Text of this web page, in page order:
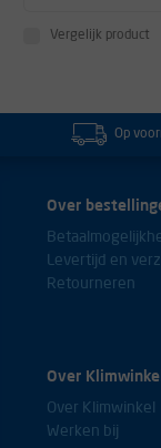
Vergelijk product
Op
Over
Levertijd en
Retourneren
Over Klimwinkel
Over Klimwinkel
Werken bij